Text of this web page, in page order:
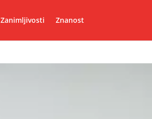
Zanimljivosti Znanost